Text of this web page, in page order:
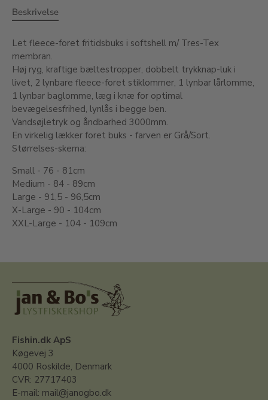
Beskrivelse
Let fleece-foret fritidsbuks i softshell m/ Tres-Tex
membran.
Høj ryg, kraftige bæltestropper, dobbelt trykknap-luk i
livet, 2 lynbare fleece-foret stiklommer, 1 lynbar lårlomme,
1 lynbar baglomme, læg i knæ for optimal
bevægelsesfrihed, lynlås i begge ben.
Vandsøjletryk og åndbarhed 3000mm.
En virkelig lækker foret buks - farven er Grå/Sort.
Størrelses-skema:
Small - 76 - 81cm
Medium - 84 - 89cm
Large - 91,5 - 96,5cm
X-Large - 90 - 104cm
XXL-Large - 104 - 109cm
Fishin.dk ApS
Køgevej 3
4000 Roskilde, Denmark
CVR: 27717403
E-mail: mail@janogbo.dk